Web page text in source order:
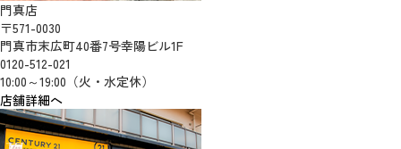
門真店
〒571-0030
門真市末広町40番7号幸陽ビル1F
0120-512-021
10:00～19:00（火・水定休）
店舗詳細へ